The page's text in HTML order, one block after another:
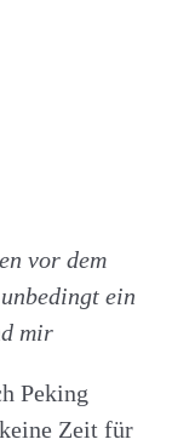
vor dem
ein
mir
Peking
Zeit für